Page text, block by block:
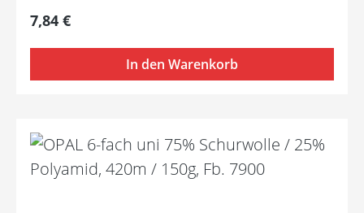
Regulärer Preis:
7,84 €
In den Warenkorb